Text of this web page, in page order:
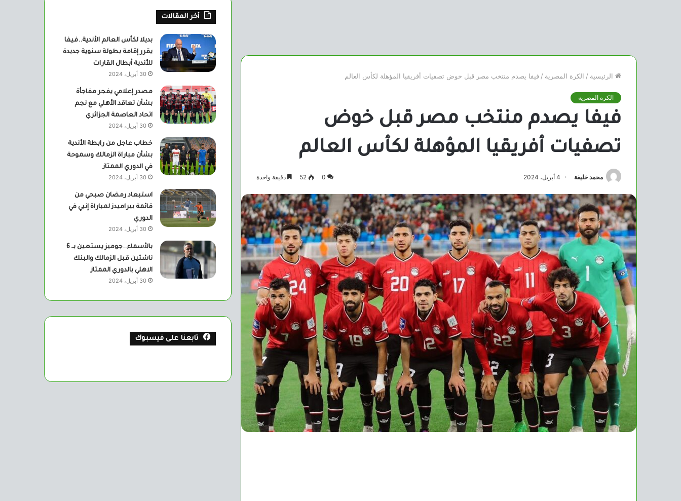
الرئيسية / الكرة المصرية / فيفا يصدم منتخب مصر قبل خوض تصفيات أفريقيا المؤهلة لكأس العالم
الكرة المصرية
فيفا يصدم منتخب مصر قبل خوض
تصفيات أفريقيا المؤهلة لكأس العالم
محمد خليفة 4 أبريل، 2024 0
52 دقيقة واحدة
أخر المقالات
بديلا لكأس العالم الأندية..فيفا
يقرر إقامة بطولة سنوية جديدة
للأندية أبطال القارات
30 أبريل، 2024
مصدر إعلامي يفجر مفاجأة
بشأن تعاقد الأهلي مع نجم
اتحاد العاصمة الجزائري
30 أبريل، 2024
خطاب عاجل من رابطة الأندية
بشأن مباراة الزمالك وسموحة
في الدوري الممتاز
30 أبريل، 2024
استبعاد رمضان صبحي من
قائمة بيراميدز لمباراة إنبي في
الدوري
30 أبريل، 2024
بالأسماء..جوميز يستعين بــ 6
ناشئين قبل الزمالك والبنك
الاهلي بالدوري الممتاز
30 أبريل، 2024
تابعنا على فيسبوك